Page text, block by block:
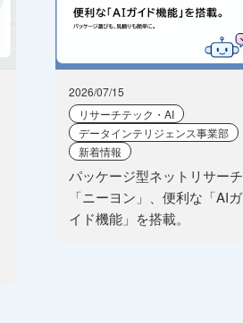
2026/07/15
リサーチテック・AI
データインテリジェンス事業部
新着情報
パッケージ型ネットリサーチ
「ニーヨン」、便利な「AIガ
イド機能」を搭載。